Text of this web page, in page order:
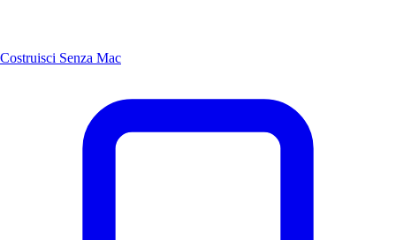
Costruisci Senza Mac